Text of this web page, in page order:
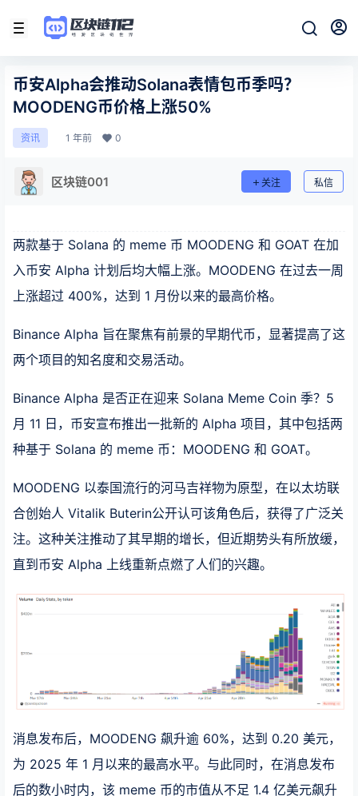
币安Alpha会推动Solana表情包币季吗？
MOODENG币价格上涨50%
资讯 1 年前 0
区块链001 关注 私信
两款基于 Solana 的 meme 币 MOODENG 和 GOAT 在加
入币安 Alpha 计划后均大幅上涨。MOODENG 在过去一周
上涨超过 400%，达到 1 月份以来的最高价格。
Binance Alpha 旨在聚焦有前景的早期代币，显著提高了这
两个项目的知名度和交易活动。
Binance Alpha 是否正在迎来 Solana Meme Coin 季？5
月 11 日，币安宣布推出一批新的 Alpha 项目，其中包括两
种基于 Solana 的 meme 币：MOODENG 和 GOAT。
MOODENG 以泰国流行的河马吉祥物为原型，在以太坊联
合创始人 Vitalik Buterin公开认可该角色后，获得了广泛关
注。这种关注推动了其早期的增长，但近期势头有所放缓，
直到币安 Alpha 上线重新点燃了人们的兴趣。
消息发布后，MOODENG 飙升逾 60%，达到 0.20 美元，
为 2025 年 1 月以来的最高水平。与此同时，在消息发布
后的数小时内，该 meme 币的市值从不足 1.4 亿美元飙升